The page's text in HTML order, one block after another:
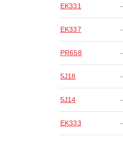
EK331 -
EK337 -
PR658 -
5J18 -
5J14 -
EK333 -